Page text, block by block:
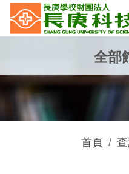
全部
首頁